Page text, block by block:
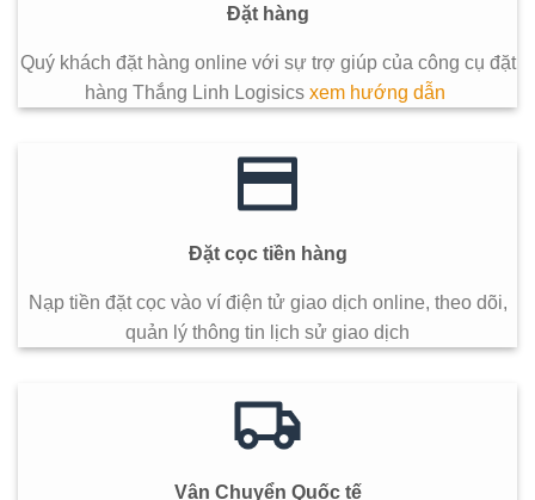
Đặt hàng
Quý khách đặt hàng online với sự trợ giúp của công cụ đặt
hàng Thắng Linh Logisics xem hướng dẫn
Đặt cọc tiền hàng
Nạp tiền đặt cọc vào ví điện tử giao dịch online, theo dõi,
quản lý thông tin lịch sử giao dịch
Vận Chuyển Quốc tế